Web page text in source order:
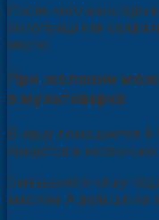
После чего
полотенца или
масло.
При желании
в мультиварке
В чашу помешается
придётся в несколько
Смазываете чашу
маслом. А дальше на